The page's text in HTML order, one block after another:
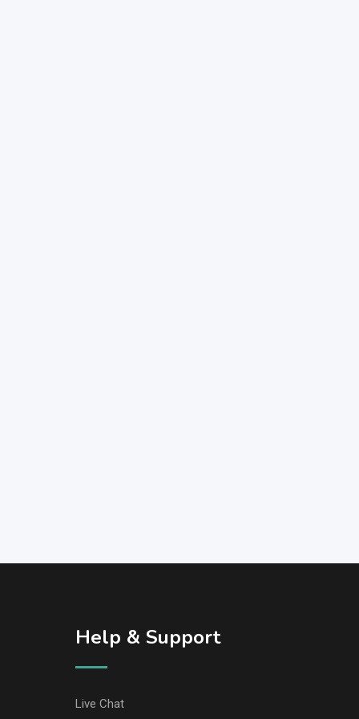
Help & Support
Live Chat